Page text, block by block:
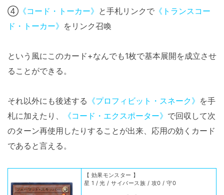
④ 《コード・トーカー》 と手札リンクで 《トランスコー
ド・トーカー》 をリンク召喚
という風にこのカード+なんでも1枚で基本展開を成立させ
ることができる。
それ以外にも後述する 《プロフィビット・スネーク》 を手
札に加えたり、
《コード・エクスポーター》 で回収して次
のターン再使用したりすることが出来、応用の効くカード
であると言える。
【 効果モンスター 】
星 1 / 光 / サイバース族 / 攻0 / 守0